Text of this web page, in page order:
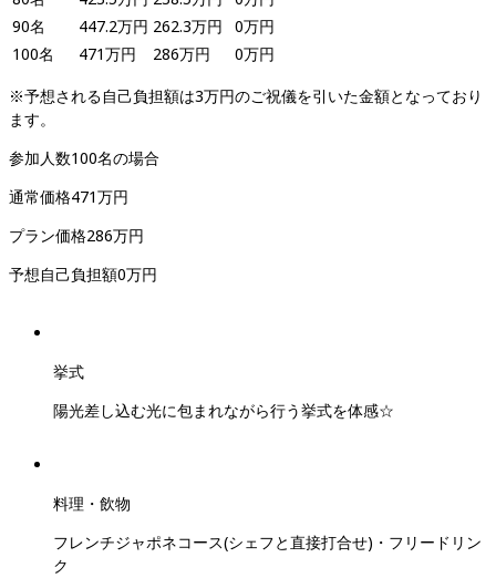
90名 447.2万円 262.3万円 0万円
100名 471万円 286万円 0万円
※予想される自己負担額は3万円のご祝儀を引いた金額となっており
ます。
参加人数100名の場合
通常価格471万円
プラン価格286万円
予想自己負担額0万円
挙式
陽光差し込む光に包まれながら行う挙式を体感☆
料理・飲物
フレンチジャポネコース(シェフと直接打合せ)・フリードリン
ク